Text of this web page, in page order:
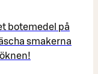
botemedel på
smakerna